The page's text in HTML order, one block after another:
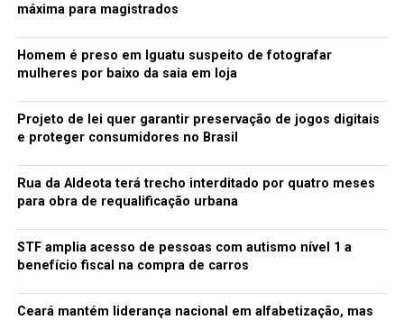
máxima para magistrados
Homem é preso em Iguatu suspeito de fotografar
mulheres por baixo da saia em loja
Projeto de lei quer garantir preservação de jogos digitais
e proteger consumidores no Brasil
Rua da Aldeota terá trecho interditado por quatro meses
para obra de requalificação urbana
STF amplia acesso de pessoas com autismo nível 1 a
benefício fiscal na compra de carros
Ceará mantém liderança nacional em alfabetização, mas